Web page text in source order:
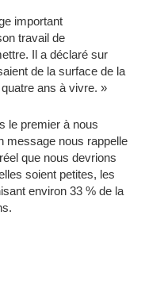
important
travail de
Il a déclaré sur
de la surface de la
ans à vivre. »
le premier à nous
message nous rappelle
que nous devrions
soient petites, les
environ 33 % de la